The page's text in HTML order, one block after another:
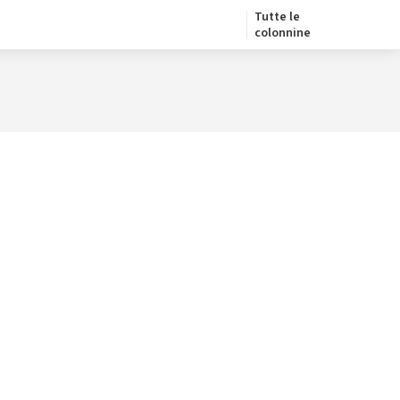
Tutte le
colonnine